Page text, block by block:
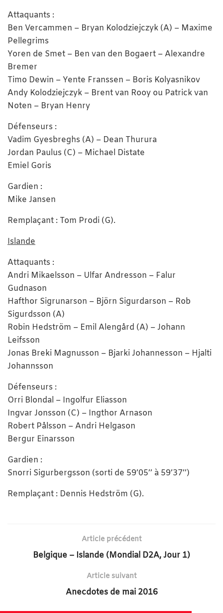
Attaquants :
Ben Vercammen – Bryan Kolodziejczyk (A) – Maxime
Pellegrims
Yoren de Smet – Ben van den Bogaert – Alexandre
Bremer
Timo Dewin – Yente Franssen – Boris Kolyasnikov
Andy Kolodziejczyk – Brent van Rooy ou Patrick van
Noten – Bryan Henry
Défenseurs :
Vadim Gyesbreghs (A) – Dean Thurura
Jordan Paulus (C) – Michael Distate
Emiel Goris
Gardien :
Mike Jansen
Remplaçant : Tom Prodi (G).
Islande
Attaquants :
Andri Mikaelsson – Ulfar Andresson – Falur
Gudnason
Hafthor Sigrunarson – Björn Sigurdarson – Rob
Sigurdsson (A)
Robin Hedström – Emil Alengård (A) – Johann
Leifsson
Jonas Breki Magnusson – Bjarki Johannesson – Hjalti
Johannsson
Défenseurs :
Orri Blondal – Ingolfur Eliasson
Ingvar Jonsson (C) – Ingthor Arnason
Robert Pålsson – Andri Helgason
Bergur Einarsson
Gardien :
Snorri Sigurbergsson (sorti de 59’05’’ à 59’37’’)
Remplaçant : Dennis Hedström (G).
Article précédent
Belgique – Islande (Mondial D2A, Jour 1)
Article suivant
Anecdotes de mai 2016